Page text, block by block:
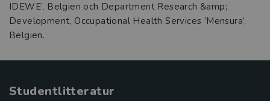
IDEWE’, Belgien och Department Research &amp;
Development, Occupational Health Services ’Mensura’,
Belgien.
Studentlitteratur